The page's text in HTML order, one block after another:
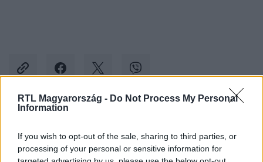
RTL Magyarország - Do Not Process My Personal
Information
If you wish to opt-out of the sale, sharing to third parties, or
processing of your personal or sensitive information for
Facebookon is!